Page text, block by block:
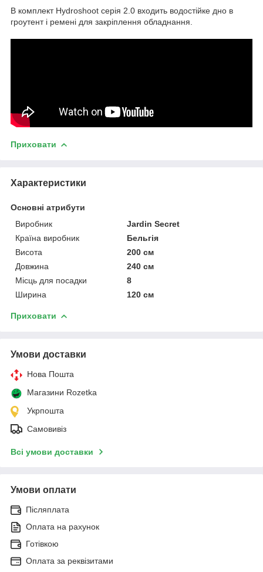
В комплект Hydroshoot серія 2.0 входить водостійке дно в
гроутент і ремені для закріплення обладнання.
Приховати
Характеристики
Основні атрибути
Виробник
Jardin Secret
Країна виробник
Бельгія
Висота
200 см
Довжина
240 см
Місць для посадки
8
Ширина
120 см
Приховати
Умови доставки
Нова Пошта
Магазини Rozetka
Укрпошта
Самовивіз
Всі умови доставки
Умови оплати
Післяплата
Оплата на рахунок
Готівкою
Оплата за реквізитами